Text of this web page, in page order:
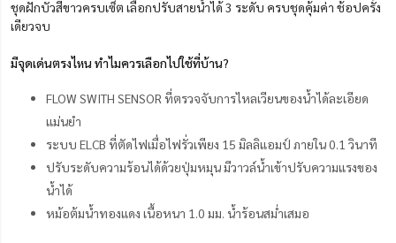
ชุดฝักบัวสีขาวครบเซ็ต เลือกปรับสายน้ำได้ 3 ระดับ ครบชุดคุ้มค่า ช้อปครั้ง
เดียวจบ
มีจุดเด่นตรงไหน ทำไมควรเลือกไปใช้ที่บ้าน?
FLOW SWITH SENSOR ที่ตรวจจับการไหลเวียนของน้ำได้ละเอียด
แม่นยำ
ระบบ ELCB ที่ตัดไฟเมื่อไฟรั่วเพียง 15 มิลลิแอมป์ ภายใน 0.1 วินาที
ปรับระดับความร้อนได้ด้วยปุ่มหมุน มีวาวล์น้ำเข้าปรับความแรงของ
น้ำได้
หม้อต้มน้ำทองแดง เนื้อหนา 1.0 มม. น้ำร้อนสม่ำเสมอ